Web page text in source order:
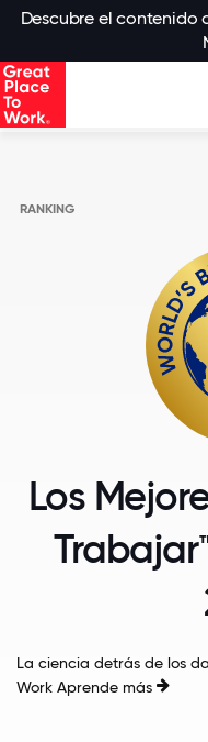
Descubre el contenido
RANKING
Los
La ciencia detrás de los
Work Aprende más